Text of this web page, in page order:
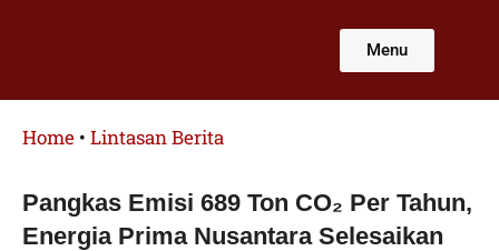
Menu
Home • Lintasan Berita
Pangkas Emisi 689 Ton CO₂ Per Tahun,
Energia Prima Nusantara Selesaikan